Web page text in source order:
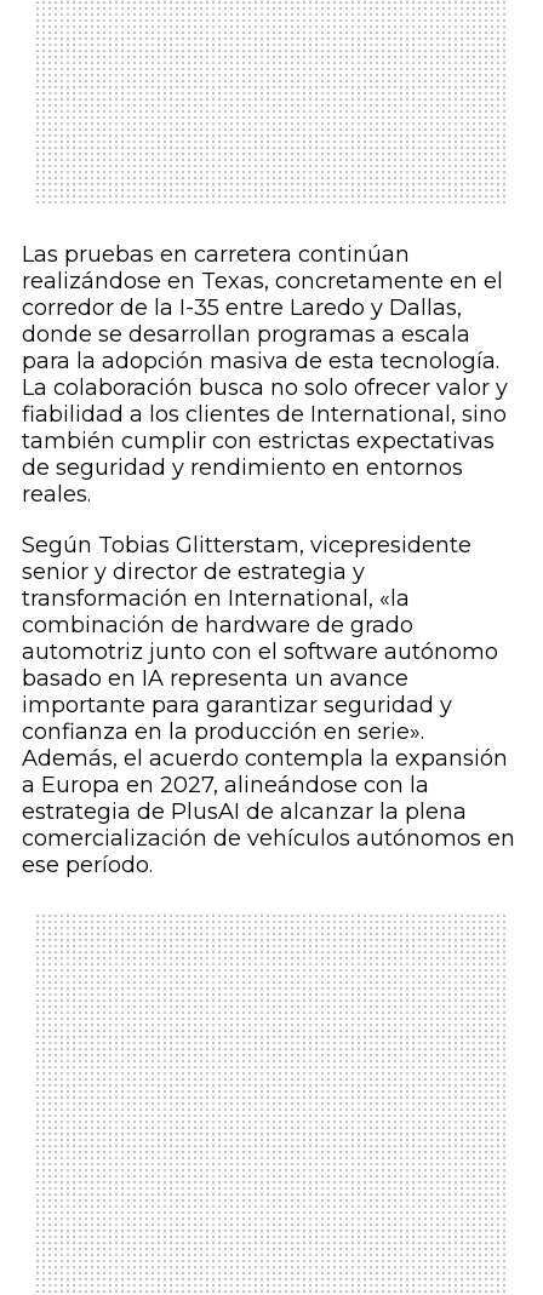
Las pruebas en carretera continúan
realizándose en Texas, concretamente en el
corredor de la I-35 entre Laredo y Dallas,
donde se desarrollan programas a escala
para la adopción masiva de esta tecnología.
La colaboración busca no solo ofrecer valor y
fiabilidad a los clientes de International, sino
también cumplir con estrictas expectativas
de seguridad y rendimiento en entornos
reales.
Según Tobias Glitterstam, vicepresidente
senior y director de estrategia y
transformación en International, «la
combinación de hardware de grado
automotriz junto con el software autónomo
basado en IA representa un avance
importante para garantizar seguridad y
confianza en la producción en serie».
Además, el acuerdo contempla la expansión
a Europa en 2027, alineándose con la
estrategia de PlusAI de alcanzar la plena
comercialización de vehículos autónomos en
ese período.